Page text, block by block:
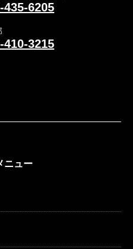
435-6205
部
410-3215
ニュー